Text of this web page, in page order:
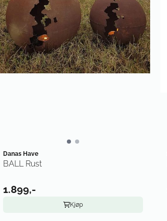
Danas Have
BALL Rust
1.899,-
Kjøp